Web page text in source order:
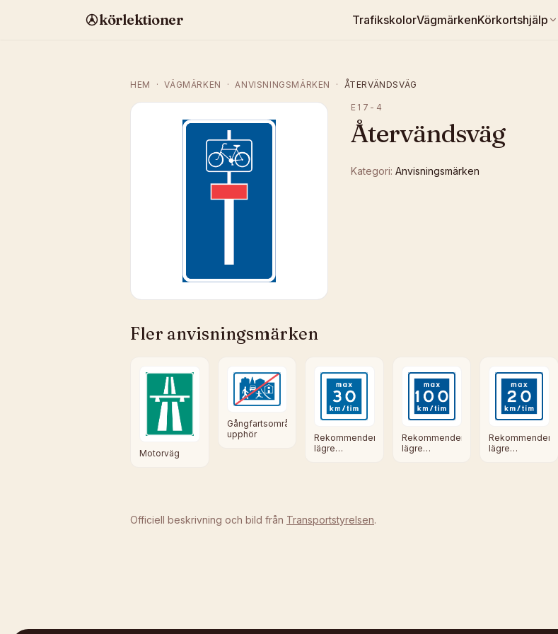
körlektioner TrafikskolorVägmärkenKörkortshjälp
HEM · VÄGMÄRKEN · ANVISNINGSMÄRKEN · ÅTERVÄNDSVÄG
E17-4
Återvändsväg
Kategori: Anvisningsmärken
Fler anvisningsmärken
Motorväg
Gångfartsområde
upphör
Rekommenderad
lägre
Rekommenderad
lägre
Rekommenderad
lägre
Officiell beskrivning och bild från Transportstyrelsen.